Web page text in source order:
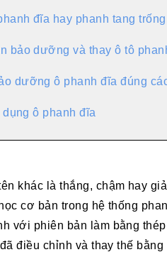
đĩa hay phanh tang trống
bảo dưỡng và thay ô tô
dưỡng ô phanh đĩa đúng
ô phanh đĩa
khác là thắng, chậm hay
cơ bản trong hệ thống
với phiên bản làm bằng
điều chỉnh và thay thế